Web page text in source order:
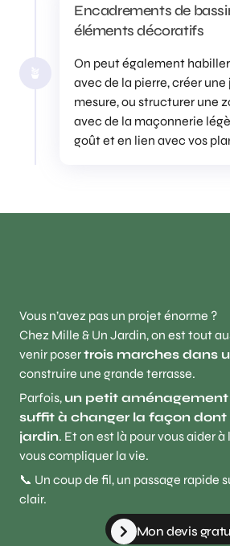
Encadrements de
éléments décoratifs
On peut également
avec de la pierre, créer
mesure, ou structurer une
avec de la maçonnerie
goût et en lien avec vos
Vous n’avez pas un projet énorme ?
Chez Mille & Un Jardin, on est tout
venir posertrois marches dans
construire une grande terrasse.
Parfois, un petit aménagement
suffit à changer la façon dont
jardin. Et on est là pour vous aider
vous compliquer la vie.
📞 Un coup de fil, un passage rapide
clair.
Mon devis